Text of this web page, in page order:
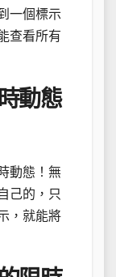
一個標示
查看所有
動態
動態！無
己的，只
，就能將